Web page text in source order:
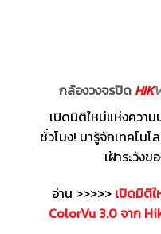
กล้องวงจรปิด HIK
เปิดมิติใหม่แห่งควา
ชั่วโมง! มารู้จักเทคโน
เฝ้าระวัง
อ่าน >>>>> เปิดมิติ
ColorVu 3.0 จาก